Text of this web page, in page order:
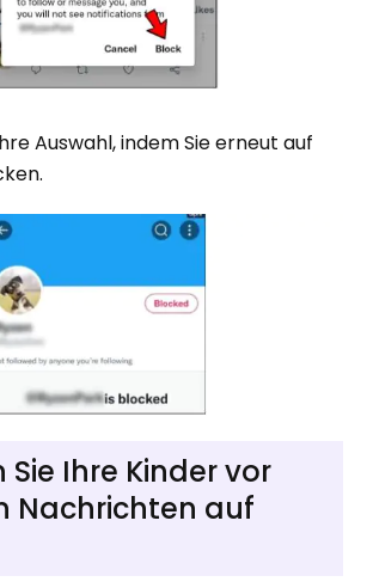
Auswahl, indem Sie erneut auf
Sie Ihre Kinder vor
Nachrichten auf